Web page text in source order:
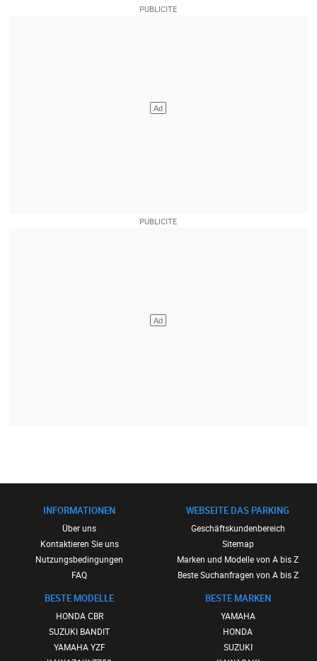
INFORMATIONEN
Über uns
Kontaktieren Sie uns
Nutzungsbedingungen
FAQ
BESTE MODELLE
HONDA CBR
SUZUKI BANDIT
YAMAHA YZF
WEBSEITE DAS PARKING
Geschäftskundenbereich
Sitemap
Marken und Modelle von A bis Z
Beste Suchanfragen von A bis Z
BESTE MARKEN
YAMAHA
HONDA
SUZUKI